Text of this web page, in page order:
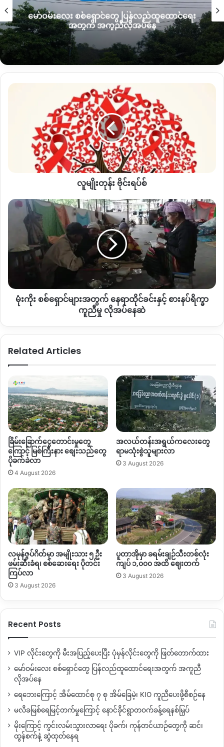
သည်။
အလားတူ နန့်စီးအောင်စစ်ဆေးရေးဂိတ်တွင် စစ်ကိုင်းတိုင်းမှဘက်မှ
လာသည့် နိုင်ငံသား စိစစ်ရေးကဒ် ၅/ ကိုင်ဆောင်ထားပါက တင်း
ကြပ်စွာ စစ်ဆေးလျက်ရှိပြီး မသင်္ကာပါက ယခုကဲ့သို့ ဖမ်းဆီး
မေးမြန်းမှုများ ရှိကြောင်း သိရသည်။
Copy URL
မော်ဝမ်းလေး စစ်ရှောင်တွေ ပြန်လည်ထူထောင်ရေး
အတွက် အကူညီလိုအပ်နေ
လူမျိုး
လူမျိုးတုန်း ဗိုင်းရပ်စ်
မုံး
အတွက်
နေရာထိုင်ခင်း
စားနပ်ရိက္ခာ
ကူညီမုံးကိုး စစ်ရှောင်များအတွက် နေရာထိုင်ခင်းနှင့် စားနပ်ရိက္ခာ
ကူညီမှု လိုအပ်နေဆဲ
Related Articles
ခြိမ်းခြောက်ငွေတောင်းမှုတွေ
ကြောင့် မြစ်ကြီးနား စျေးသည်တွေ
ပိုခက်ခဲလာ
4 August 2026
အလယ်တန်းအရွယ်ကလေးတွေ
ရာမသုံးစွဲသူများလာ
3 August 2026
လမုန်ဇွပ်ဂိတ်မှာ အမျိုးသား ၅ ဦး
ဖမ်းဆီးခံရ၊ စစ်ဆေးရေး ပိုတင်း
ကြပ်လာ
3 August 2026
ပူတာအိုမှာ ခရမ်းချဉ်သီးတစ်လုံး
ကျပ် ၁,၀၀၀ အထိ ဈေးတက်
3 August 2026
Recent Posts
VIP လိုင်းတွေကို မီးအပြည့်ပေးပြီး ပုံမှန်လိုင်းတွေကို ဖြတ်တောက်ထား
မော်ဝမ်းလေး စစ်ရှောင်တွေ ပြန်လည်ထူထောင်ရေးအတွက် အကူညီ
လိုအပ်နေ
ရေဘေးကြောင့် အိမ်ထောင်စု ၇ စု အိမ်ခြေမဲ့၊ KIO ကူညီပေးဖို့စီစဉ်နေ
မလိခမြစ်ရေမြင့်တက်မှုကြောင့် နောင်ခိုင်ရွာတဝက်ခန့်ရေနစ်မြှပ်
မိုးကြောင့် ကွင်းလမ်းသွားလာရေး ပိုခက်၊ ကုန်တင်ယာဉ်တွေကို ဆင်၊
ထွန်စက်နဲ့ ဆွဲထုတ်နေရ